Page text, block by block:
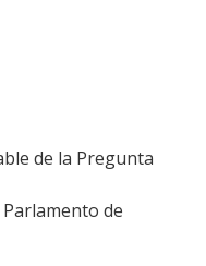
de la Pregunta
de